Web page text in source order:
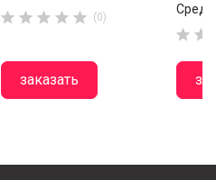
     (0)
заказать
 